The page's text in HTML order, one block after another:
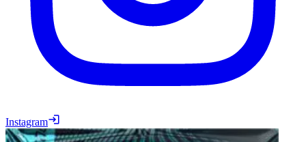
Instagram